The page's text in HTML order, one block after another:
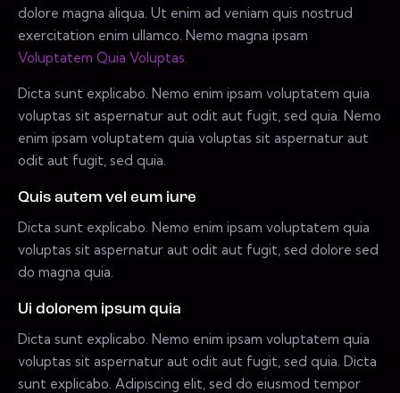
dolore magna aliqua. Ut enim ad veniam quis nostrud
exercitation enim ullamco. Nemo magna ipsam
Voluptatem Quia Voluptas.
Dicta sunt explicabo. Nemo enim ipsam voluptatem quia
voluptas sit aspernatur aut odit aut fugit, sed quia. Nemo
enim ipsam voluptatem quia voluptas sit aspernatur aut
odit aut fugit, sed quia.
Quis autem vel eum iure
Dicta sunt explicabo. Nemo enim ipsam voluptatem quia
voluptas sit aspernatur aut odit aut fugit, sed dolore sed
do magna quia.
Ui dolorem ipsum quia
Dicta sunt explicabo. Nemo enim ipsam voluptatem quia
voluptas sit aspernatur aut odit aut fugit, sed quia. Dicta
sunt explicabo. Adipiscing elit, sed do eiusmod tempor